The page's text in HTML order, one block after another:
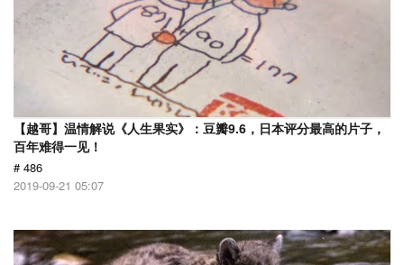
【越哥】温情解说《人生果实》：豆瓣9.6，日本评分最高的片子，
百年难得一见！
# 486
2019-09-21 05:07